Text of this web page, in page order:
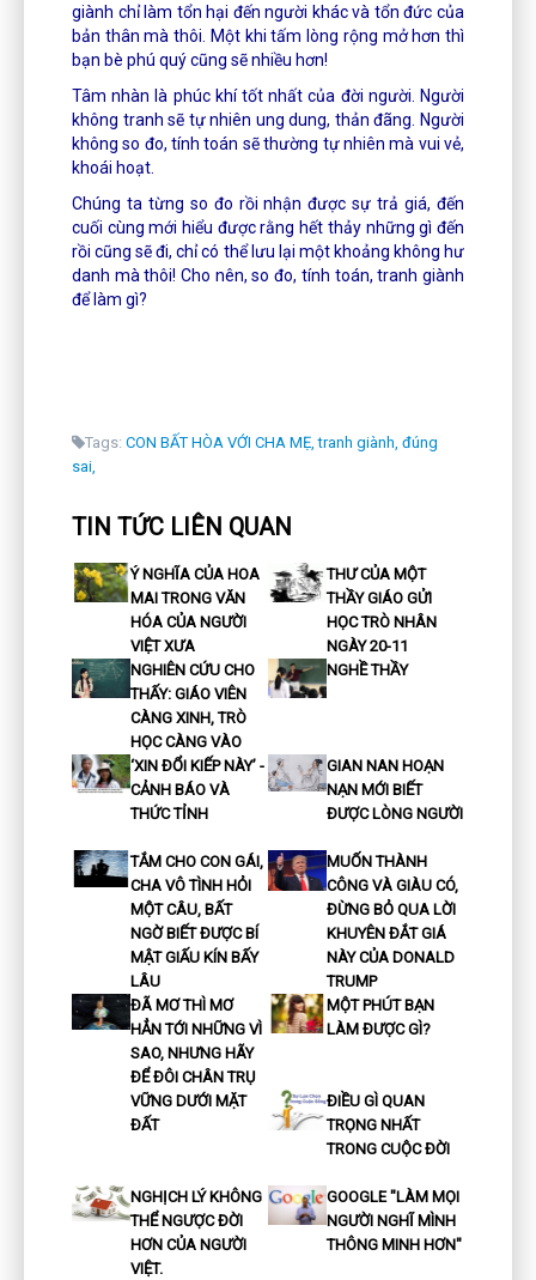
giành chỉ làm tổn hại đến người khác và tổn đức của
bản thân mà thôi. Một khi tấm lòng rộng mở hơn thì
bạn bè phú quý cũng sẽ nhiều hơn!
Tâm nhàn là phúc khí tốt nhất của đời người. Người
không tranh sẽ tự nhiên ung dung, thản đãng. Người
không so đo, tính toán sẽ thường tự nhiên mà vui vẻ,
khoái hoạt.
Chúng ta từng so đo rồi nhận được sự trả giá, đến
cuối cùng mới hiểu được rằng hết thảy những gì đến
rồi cũng sẽ đi, chỉ có thể lưu lại một khoảng không hư
danh mà thôi! Cho nên, so đo, tính toán, tranh giành
để làm gì?
Tags: CON BẤT HÒA VỚI CHA MẸ, tranh giành, đúng
sai,
TIN TỨC LIÊN QUAN
Ý NGHĨA CỦA HOA
MAI TRONG VĂN
HÓA CỦA NGƯỜI
VIỆT XƯA
THƯ CỦA MỘT
THẦY GIÁO GỬI
HỌC TRÒ NHÂN
NGÀY 20-11
NGHIÊN CỨU CHO
THẤY: GIÁO VIÊN
CÀNG XINH, TRÒ
HỌC CÀNG VÀO
NGHỀ THẦY
‘XIN ĐỔI KIẾP NÀY’ -
CẢNH BÁO VÀ
THỨC TỈNH
GIAN NAN HOẠN
NẠN MỚI BIẾT
ĐƯỢC LÒNG NGƯỜI
TẮM CHO CON GÁI,
CHA VÔ TÌNH HỎI
MỘT CÂU, BẤT
NGỜ BIẾT ĐƯỢC BÍ
MẬT GIẤU KÍN BẤY
LÂU
MUỐN THÀNH
CÔNG VÀ GIÀU CÓ,
ĐỪNG BỎ QUA LỜI
KHUYÊN ĐẮT GIÁ
NÀY CỦA DONALD
TRUMP
ĐÃ MƠ THÌ MƠ
HẲN TỚI NHỮNG VÌ
SAO, NHƯNG HÃY
ĐỂ ĐÔI CHÂN TRỤ
VỮNG DƯỚI MẶT
ĐẤT
MỘT PHÚT BẠN
LÀM ĐƯỢC GÌ?
ĐIỀU GÌ QUAN
TRỌNG NHẤT
TRONG CUỘC ĐỜI
NGHỊCH LÝ KHÔNG
THỂ NGƯỢC ĐỜI
HƠN CỦA NGƯỜI
VIỆT.
GOOGLE "LÀM MỌI
NGƯỜI NGHĨ MÌNH
THÔNG MINH HƠN"